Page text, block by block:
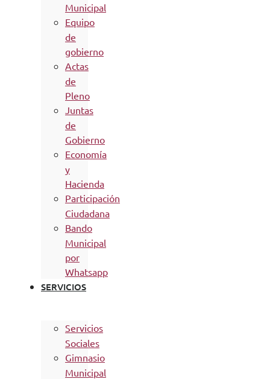
Municipal
Equipo
de
gobierno
Actas
de
Pleno
Juntas
de
Gobierno
Economía
y
Hacienda
Participación
Ciudadana
Bando
Municipal
por
Whatsapp
SERVICIOS
Servicios
Sociales
Gimnasio
Municipal